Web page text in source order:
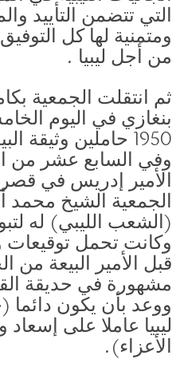
التي تتضمن التأييد
ومتمنية لها كل
من أجل ليبيا .
ثم انتقلت الجمعية
بنغازي في اليوم
1950 حاملين وثيقة
وفي السابع عشر من
الأمير إدريس في
الجمعية الشيخ محمد
(الشعب الليبي) له
وكانت تحمل توقيعات
قبل الأمير البيعة
مشهورة في حديقة
ووعد بأن يكون دائما
ليبيا عاملا على إسعاد
الأعزاء).